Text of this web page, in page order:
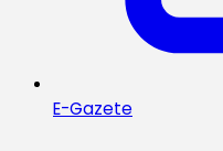
E-Gazete